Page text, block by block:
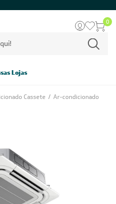
0
Lojas
Cassete / Ar-condicionado